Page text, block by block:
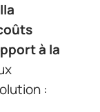
à la
: